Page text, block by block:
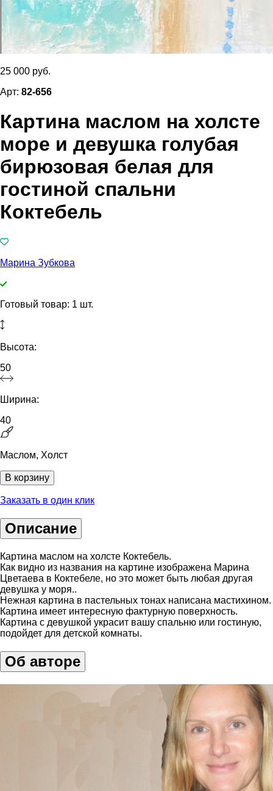
25 000 руб.
Арт: 82-656
Картина маслом на холсте
море и девушка голубая
бирюзовая белая для
гостиной спальни
Коктебель
Марина Зубкова
Готовый товар: 1 шт.
Высота:
50
Ширина:
40
Маслом, Холст
В корзину
Заказать в один клик
Описание
Картина маслом на холсте Коктебель.
Как видно из названия на картине изображена Марина
Цветаева в Коктебеле, но это может быть любая другая
девушка у моря..
Нежная картина в пастельных тонах написана мастихином.
Картина имеет интересную фактурную поверхность.
Картина с девушкой украсит вашу спальню или гостиную,
подойдет для детской комнаты.
Об авторе